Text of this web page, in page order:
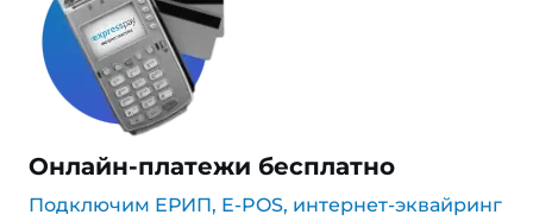
Онлайн-платежи бесплатно
Подключим ЕРИП, E-POS, интернет-эквайринг